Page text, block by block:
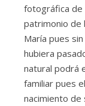
fotográfica de
patrimonio de
María pues
hubiera
natural podrá
familiar pues
nacimiento de